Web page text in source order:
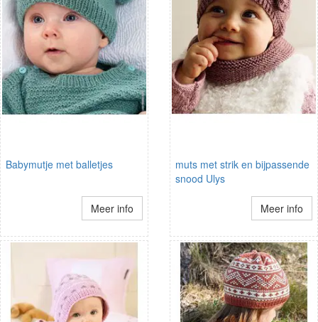
Babymutje met balletjes
Meer info
muts met strik en bijpassende
snood Ulys
Meer info